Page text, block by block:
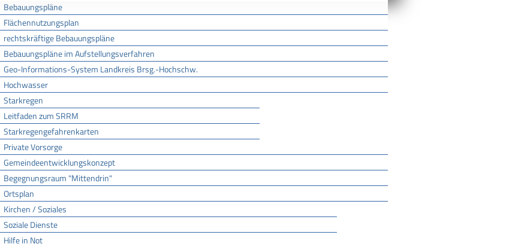
Bebauungspläne
Flächennutzungsplan
rechtskräftige Bebauungspläne
Bebauungspläne im Aufstellungsverfahren
Geo-Informations-System Landkreis Brsg.-Hochschw.
Hochwasser
Starkregen
Leitfaden zum SRRM
Starkregengefahrenkarten
Private Vorsorge
Gemeindeentwicklungskonzept
Begegnungsraum "Mittendrin"
Ortsplan
Kirchen / Soziales
Soziale Dienste
Hilfe in Not